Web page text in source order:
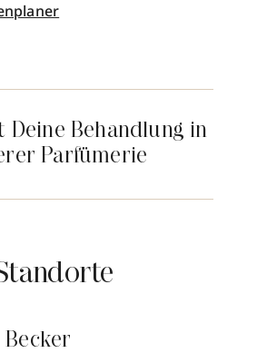
Deine Behandlung in
Parfümerie